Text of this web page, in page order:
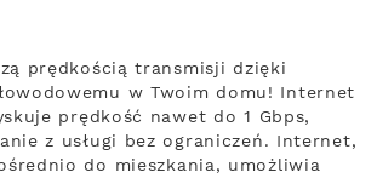
prędkością transmisji dzięki
w Twoim domu! Internet
prędkość nawet do 1 Gbps,
z usługi bez ograniczeń. Internet,
do mieszkania, umożliwia